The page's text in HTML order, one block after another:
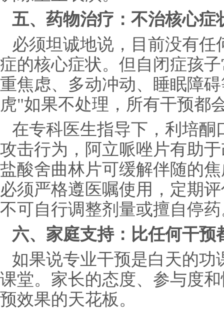
五、药物治疗：不治核心
必须坦诚地说，目前没有
症的核心症状。但自闭症孩
重焦虑、多动冲动、睡眠障
虎"如果不处理，所有干预都
在专科医生指导下，利培
攻击行为，阿立哌唑片有助
盐酸舍曲林片可缓解伴随的
必须严格遵医嘱使用，定期
不可自行调整剂量或擅自停
六、家庭支持：比任何干预
如果说专业干预是白天的
课堂。家长的态度、参与度
预效果的天花板。